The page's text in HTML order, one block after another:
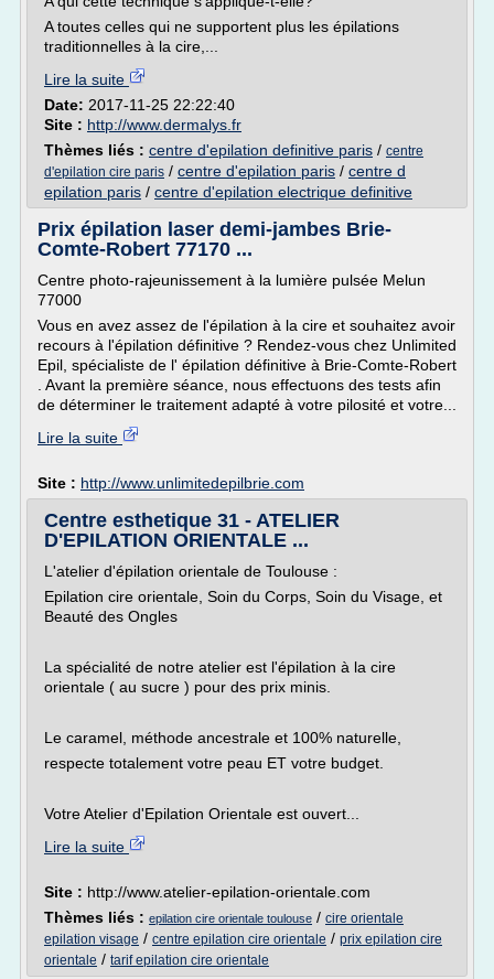
A toutes celles qui ne supportent plus les épilations
traditionnelles à la cire,...
Lire la suite
Date: 2017-11-25 22:22:40
Site : http://www.dermalys.fr
Thèmes liés : centre d'epilation definitive paris / centre
d'epilation cire paris / centre d'epilation paris / centre d
epilation paris / centre d'epilation electrique definitive
Prix épilation laser demi-jambes Brie-
Comte-Robert 77170 ...
Centre photo-rajeunissement à la lumière pulsée Melun
77000
Vous en avez assez de l'épilation à la cire et souhaitez avoir
recours à l'épilation définitive ? Rendez-vous chez Unlimited
Epil, spécialiste de l' épilation définitive à Brie-Comte-Robert
. Avant la première séance, nous effectuons des tests afin
de déterminer le traitement adapté à votre pilosité et votre...
Lire la suite
Site : http://www.unlimitedepilbrie.com
Centre esthetique 31 - ATELIER
D'EPILATION ORIENTALE ...
L'atelier d'épilation orientale de Toulouse :
Epilation cire orientale, Soin du Corps, Soin du Visage, et
Beauté des Ongles
La spécialité de notre atelier est l'épilation à la cire
orientale ( au sucre ) pour des prix minis.
Le caramel, méthode ancestrale et 100% naturelle,
respecte totalement votre peau ET votre budget.
Votre Atelier d'Epilation Orientale est ouvert...
Lire la suite
Site : http://www.atelier-epilation-orientale.com
Thèmes liés : epilation cire orientale toulouse / cire orientale
epilation visage / centre epilation cire orientale / prix epilation cire
orientale / tarif epilation cire orientale